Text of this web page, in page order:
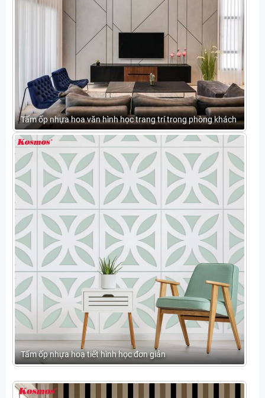
Tấm ốp nhựa hoa văn hình học trang trí trong phòng khách
Tấm ốp nhựa hoạ tiết hình học đơn giản